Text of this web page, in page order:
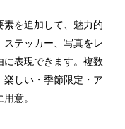
素を追加して、魅力的
ステッカー、写真をレ
に表現できます。複数
しい・季節限定・ア
意。